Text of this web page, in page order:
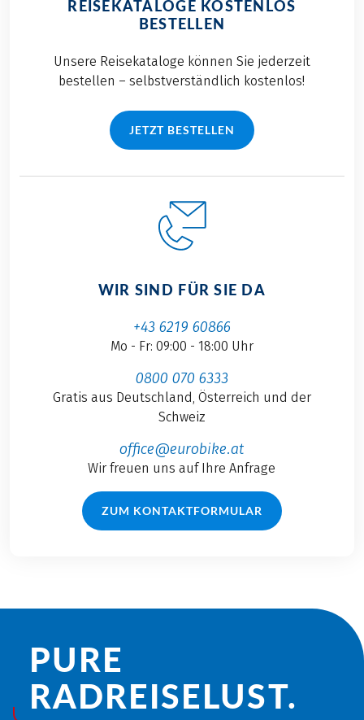
REISEKATALOGE KOSTENLOS
BESTELLEN
Unsere Reisekataloge können Sie jederzeit
bestellen – selbstverständlich kostenlos!
JETZT BESTELLEN
WIR SIND FÜR SIE DA
+43 6219 60866
Mo - Fr: 09:00 - 18:00 Uhr
0800 070 6333
Gratis aus Deutschland, Österreich und der
Schweiz
office@eurobike.at
Wir freuen uns auf Ihre Anfrage
ZUM KONTAKTFORMULAR
PURE
RADREISE­LUST.